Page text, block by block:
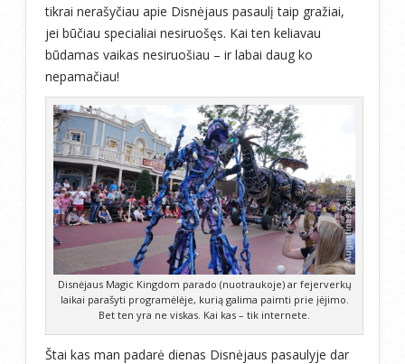
tikrai nerašyčiau apie Disnėjaus pasaulį taip gražiai,
jei būčiau specialiai nesiruošęs. Kai ten keliavau
būdamas vaikas nesiruošiau – ir labai daug ko
nepamačiau!
Disnėjaus Magic Kingdom parado (nuotraukoje) ar fejerverkų
laikai parašyti programėlėje, kurią galima paimti prie įėjimo.
Bet ten yra ne viskas. Kai kas – tik internete.
Štai kas man padarė dienas Disnėjaus pasaulyje dar